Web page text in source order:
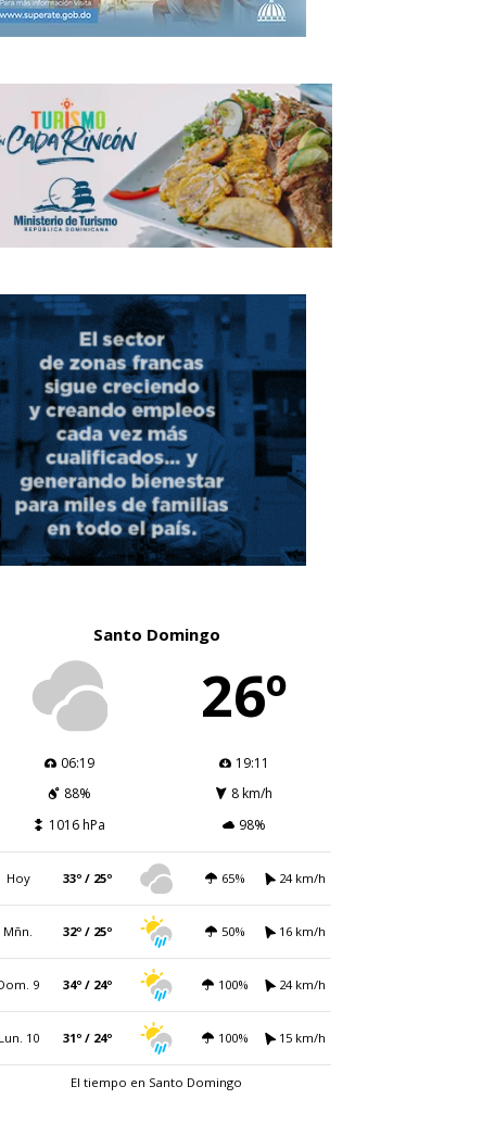
Santo Domingo
26º
06:19
19:11
88%
8 km/h
1016 hPa
98%
Hoy 33º / 25º 65% 24 km/h
Mñn. 32º / 25º 50% 16 km/h
9 34º / 24º 100% 24 km/h
Lun. 10 31º / 24º 100% 15 km/h
El tiempo en Santo Domingo